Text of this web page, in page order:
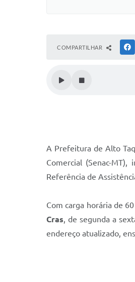
COMPARTILHAR
A Prefeitura de Alto
Comercial (Senac-
Referência de
Com carga horária de
Cras, de segunda a
endereço atualizado,